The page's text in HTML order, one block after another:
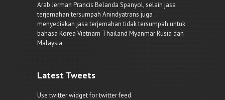
Arab Jerman Prancis Belanda Spanyol, selain jasa
terjemahan tersumpah Anindyatrans juga
menyediakan jasa terjemahan tidak tersumpah untuk
bahasa Korea Vietnam Thailand Myanmar Rusia dan
Malaysia.
Latest Tweets
Use twitter widget for twitter feed.